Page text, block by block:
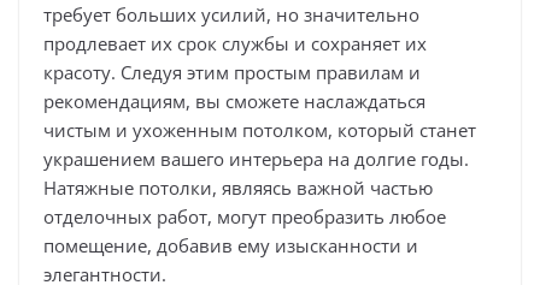
требует больших усилий, но значительно
продлевает их срок службы и сохраняет их
красоту. Следуя этим простым правилам и
рекомендациям, вы сможете наслаждаться
чистым и ухоженным потолком, который станет
украшением вашего интерьера на долгие годы.
Натяжные потолки, являясь важной частью
отделочных работ, могут преобразить любое
помещение, добавив ему изысканности и
элегантности.